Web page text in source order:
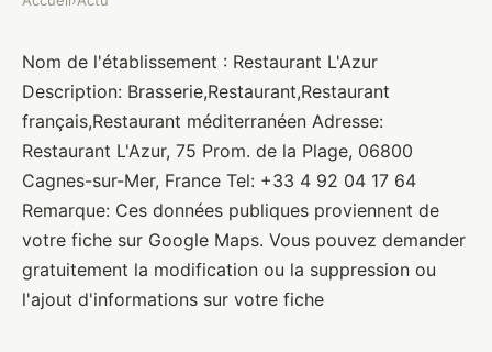
Restaurant L'Azur
Brasseurs•10 janvier 2022•1 min de lecture
Nom de l'établissement : Restaurant L'Azur
Description: Brasserie,Restaurant,Restaurant
français,Restaurant méditerranéen Adresse:
Restaurant L'Azur, 75 Prom. de la Plage, 06800
Cagnes-sur-Mer, France Tel: +33 4 92 04 17 64
Remarque: Ces données publiques proviennent de
votre fiche sur Google Maps. Vous pouvez demander
gratuitement la modification ou la suppression ou
l'ajout d'informations sur votre fiche